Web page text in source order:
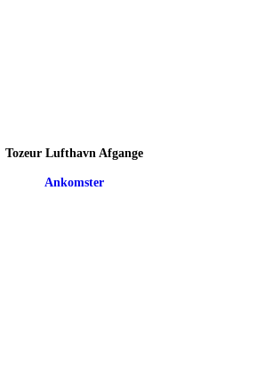
Tozeur Lufthavn Afgange
Ankomster